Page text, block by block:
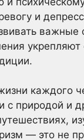
и
важные
каждого
с природой и
— это не